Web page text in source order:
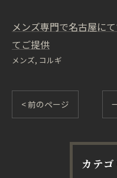
メンズ専門で名古屋に
てご提供
メンズ コルギ
< 前のページ
カテ